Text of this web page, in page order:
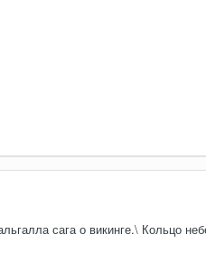
сага о викинге.\ Кольцо